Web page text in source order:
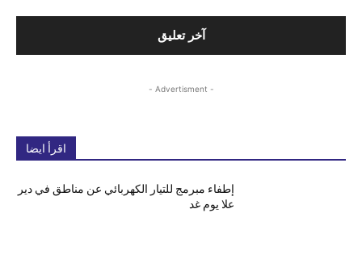
- Advertisment -
اقرأ ايضا
إطفاء مبرمج للتيار الكهربائي عن مناطق في دير
علا يوم غد